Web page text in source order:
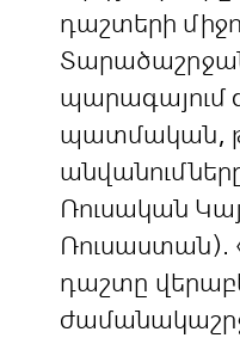
դաշտերի
պարագայում
պատմական,
Ռուսական
Ռուսաստան).
դաշտը